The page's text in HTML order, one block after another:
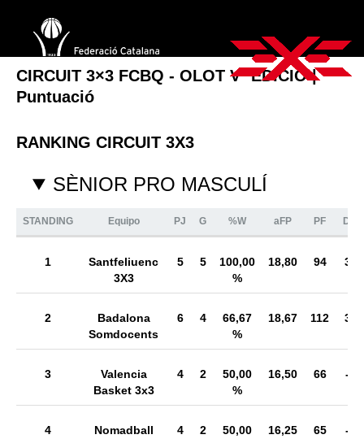
CIRCUIT 3×3 FCBQ - OLOT Vª EDICIÓ |
Puntuació
RANKING CIRCUIT 3X3
SÈNIOR PRO MASCULÍ
STANDING Equipo PJ G %W aFP PF Diff
1
Santfeliuenc
3X3
5 5
100,00
%
18,80 94 34
2
Badalona
Somdocents
6 4
66,67
%
18,67 112 38
3
Valencia
Basket 3x3
4 2
50,00
%
16,50 66 -1
4
Nomadball
4 2
50,00
16,25 65 -1